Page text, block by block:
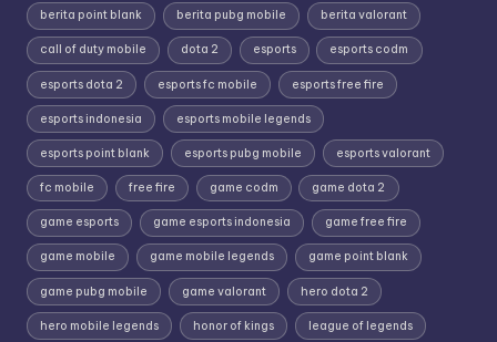
berita point blank berita pubg mobile berita valorant
call of duty mobile dota 2 esports esports codm
esports dota 2 esports fc mobile esports free fire
esports indonesia esports mobile legends
esports point blank esports pubg mobile esports valorant
fc mobile free fire game codm game dota 2
game esports game esports indonesia game free fire
game mobile game mobile legends game point blank
game pubg mobile game valorant hero dota 2
hero mobile legends honor of kings league of legends